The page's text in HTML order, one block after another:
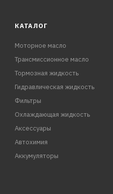
КАТАЛОГ
Моторное масло
Трансмиссионное масло
Тормозная жидкость
Гидравлическая жидкость
Фильтры
Охлаждающая жидкость
Аксессуары
Автохимия
Аккумуляторы